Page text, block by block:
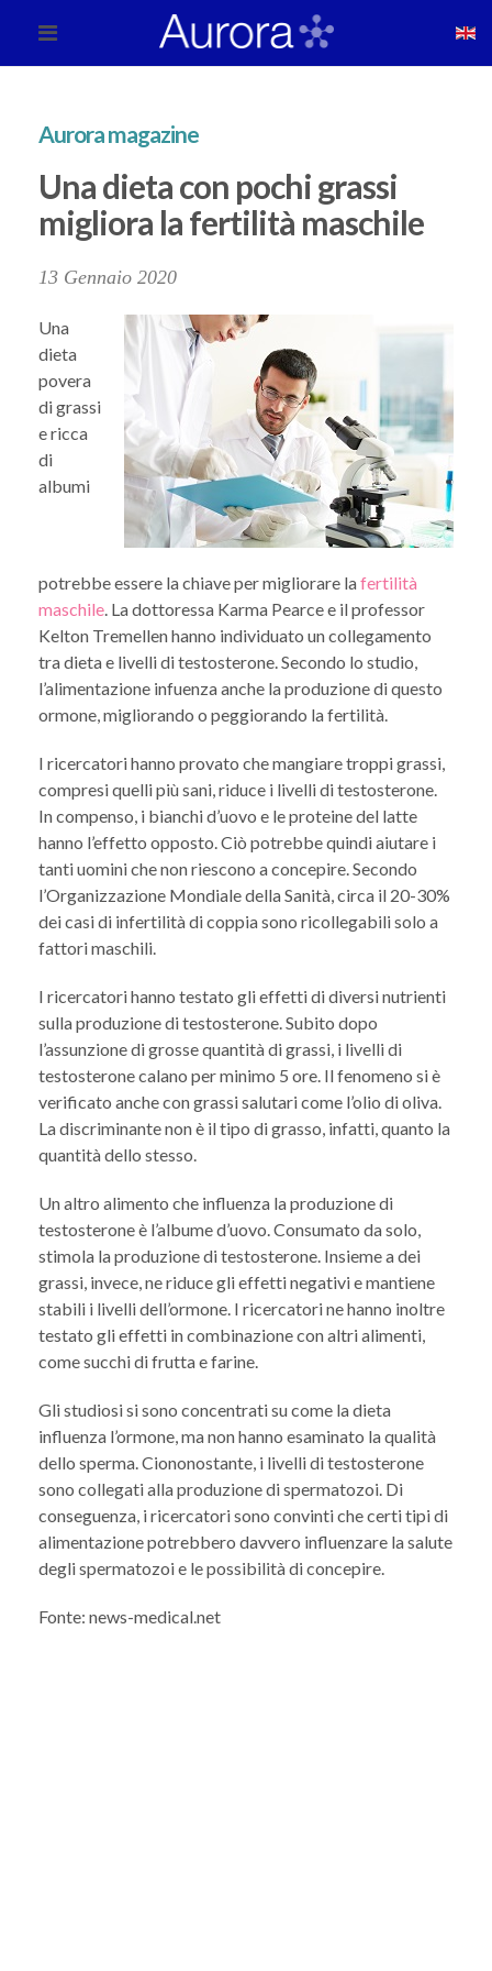
Aurora magazine
Una dieta con pochi grassi
migliora la fertilità maschile
13 Gennaio 2020
Una
dieta
povera
di grassi
e ricca
di
albumi
potrebbe essere la chiave per migliorare lafertilità
maschile. La dottoressa Karma Pearce e il professor
Kelton Tremellen hanno individuato un collegamento
tra dieta e livelli di testosterone. Secondo lo studio,
l’alimentazione infuenza anche la produzione di questo
ormone, migliorando o peggiorando la fertilità.
I ricercatori hanno provato che mangiare troppi grassi,
compresi quelli più sani, riduce i livelli di testosterone.
In compenso, i bianchi d’uovo e le proteine del latte
hanno l’effetto opposto. Ciò potrebbe quindi aiutare i
tanti uomini che non riescono a concepire. Secondo
l’Organizzazione Mondiale della Sanità, circa il 20-30%
dei casi di infertilità di coppia sono ricollegabili solo a
fattori maschili.
I ricercatori hanno testato gli effetti di diversi nutrienti
sulla produzione di testosterone. Subito dopo
l’assunzione di grosse quantità di grassi, i livelli di
testosterone calano per minimo 5 ore. Il fenomeno si è
verificato anche con grassi salutari come l’olio di oliva.
La discriminante non è il tipo di grasso, infatti, quanto la
quantità dello stesso.
Un altro alimento che influenza la produzione di
testosterone è l’albume d’uovo. Consumato da solo,
stimola la produzione di testosterone. Insieme a dei
grassi, invece, ne riduce gli effetti negativi e mantiene
stabili i livelli dell’ormone. I ricercatori ne hanno inoltre
testato gli effetti in combinazione con altri alimenti,
come succhi di frutta e farine.
Gli studiosi si sono concentrati su come la dieta
influenza l’ormone, ma non hanno esaminato la qualità
dello sperma. Ciononostante, i livelli di testosterone
sono collegati alla produzione di spermatozoi. Di
conseguenza, i ricercatori sono convinti che certi tipi di
alimentazione potrebbero davvero influenzare la salute
degli spermatozoi e le possibilità di concepire.
Fonte: news-medical.net